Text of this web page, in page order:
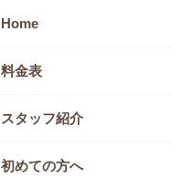
Home
料金表
スタッフ紹介
初めての方へ